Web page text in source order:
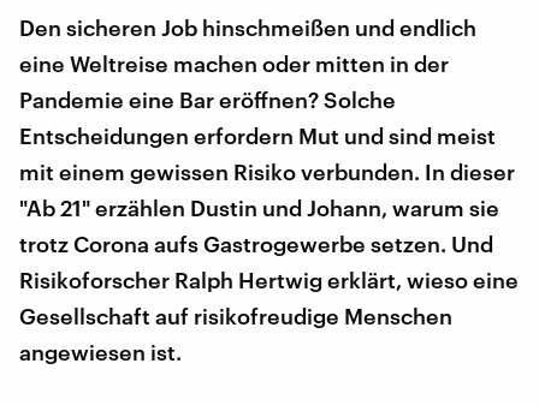
Den sicheren Job hinschmeißen und endlich
eine Weltreise machen oder mitten in der
Pandemie eine Bar eröffnen? Solche
Entscheidungen erfordern Mut und sind meist
mit einem gewissen Risiko verbunden. In dieser
"Ab 21" erzählen Dustin und Johann, warum sie
trotz Corona aufs Gastrogewerbe setzen. Und
Risikoforscher Ralph Hertwig erklärt, wieso eine
Gesellschaft auf risikofreudige Menschen
angewiesen ist.